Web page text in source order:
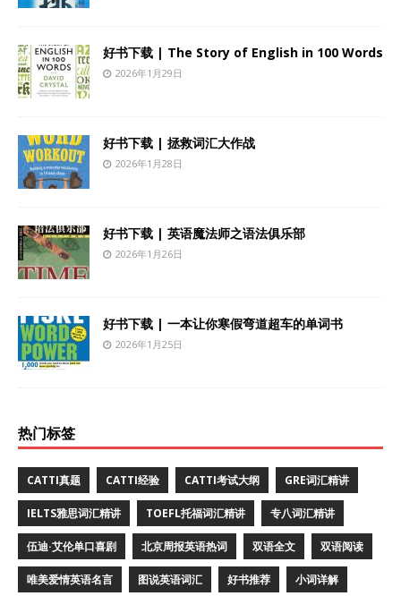
好书下载 | The Story of English in 100 Words
2026年1月29日
好书下载 | 拯救词汇大作战
2026年1月28日
好书下载 | 英语魔法师之语法俱乐部
2026年1月26日
好书下载 | 一本让你寒假弯道超车的单词书
2026年1月25日
热门标签
CATTI真题 CATTI经验 CATTI考试大纲 GRE词汇精讲
IELTS雅思词汇精讲 TOEFL托福词汇精讲 专八词汇精讲
伍迪·艾伦单口喜剧 北京周报英语热词 双语全文 双语阅读
唯美爱情英语名言 图说英语词汇 好书推荐 小词详解